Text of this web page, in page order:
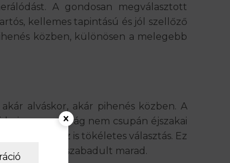
A gondosan megválasztott
kellemes tapintású és jól szellőző
közben, különösen a melegebb
alváskor, akár pihenés közben. A
pizsama nadrág nem csupán éjszakai
tornához is tökéletes választás. Ez
és felszabadult marad.